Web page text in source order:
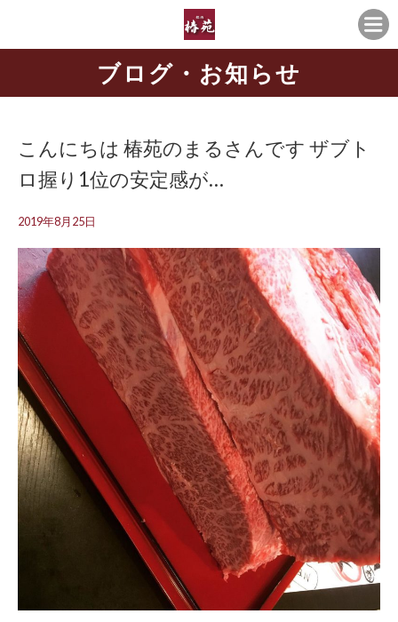
ブログ・お知らせ
こんにちは️ 椿苑のまるさんです ザブト
ロ握り1位の安定感が…
2019年8月25日